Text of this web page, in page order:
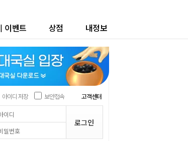
| 이벤트 상점 내정보
아이디 저장 보안접속 고객센터